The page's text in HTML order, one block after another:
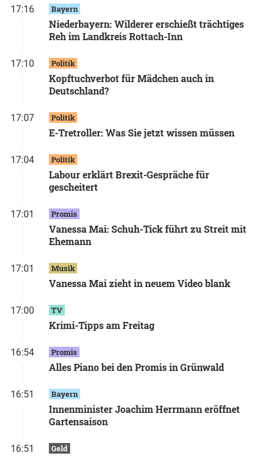
17:16 Bayern
Niederbayern: Wilderer erschießt trächtiges
Reh im Landkreis Rottach-Inn
17:10 Politik
Kopftuchverbot für Mädchen auch in
Deutschland?
17:07 Politik
E-Tretroller: Was Sie jetzt wissen müssen
17:04 Politik
Labour erklärt Brexit-Gespräche für
gescheitert
17:01 Promis
Vanessa Mai: Schuh-Tick führt zu Streit mit
Ehemann
17:01 Musik
Vanessa Mai zieht in neuem Video blank
17:00 TV
Krimi-Tipps am Freitag
16:54 Promis
Alles Piano bei den Promis in Grünwald
16:51 Bayern
Innenminister Joachim Herrmann eröffnet
Gartensaison
16:51 Geld